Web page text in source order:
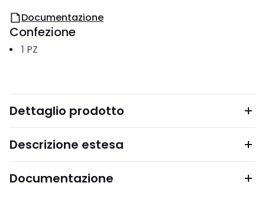
Documentazione
Confezione
1 PZ
Dettaglio prodotto
Descrizione estesa
Documentazione